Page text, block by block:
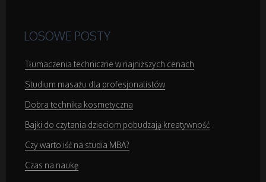
Domeny
Oprogramowanie
Strony Internetowe
LOSOWE POSTY
Tłumaczenia techniczne w najniższych cenach
Studium masażu dla profesjonalistów
Dobra technika kosmetyczna
Bajki do czytania dzieciom pobudzają kreatywność
Czy warto iść na studia MBA?
Czas na naukę